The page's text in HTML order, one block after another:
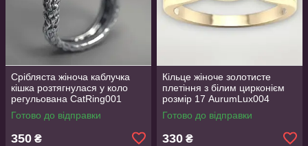
Срібляста жіноча каблучка
кішка розтягнулася у коло
регульована CatRing001
Готово до відправки
350 ₴
Кільце жіноче золотисте
плетіння з білим цирконієм
розмір 17 AurumLux004
Готово до відправки
330 ₴